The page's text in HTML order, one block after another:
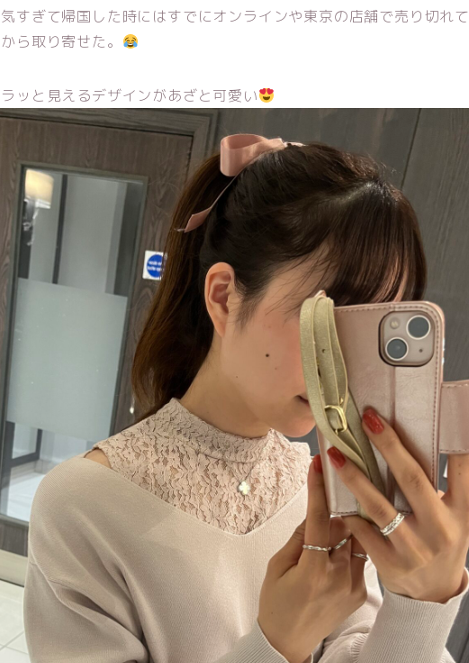
すぎて帰国した時にはすでにオンラインや東京の店舗で売り切れて
ら取り寄せた。
ッと見えるデザインがあざと可愛い